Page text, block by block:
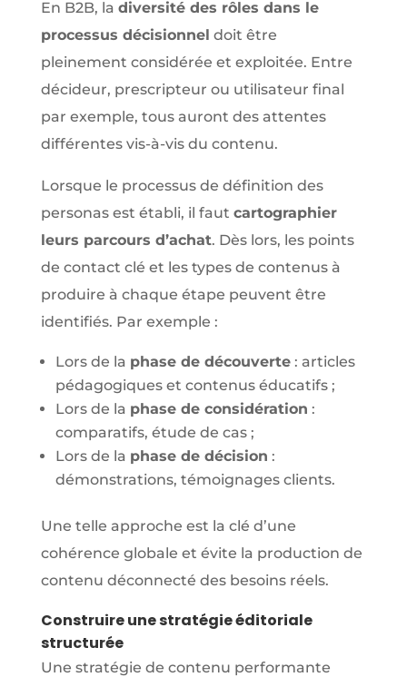
En B2B, la diversité des rôles dans le
processus décisionnel doit être
pleinement considérée et exploitée. Entre
décideur, prescripteur ou utilisateur final
par exemple, tous auront des attentes
différentes vis-à-vis du contenu.
Lorsque le processus de définition des
personas est établi, il faut cartographier
leurs parcours d’achat. Dès lors, les points
de contact clé et les types de contenus à
produire à chaque étape peuvent être
identifiés. Par exemple :
Lors de la phase de découverte: articles
pédagogiques et contenus éducatifs ;
Lors de la phase de considération :
comparatifs, étude de cas ;
Lors de la phase de décision :
démonstrations, témoignages clients.
Une telle approche est la clé d’une
cohérence globale et évite la production de
contenu déconnecté des besoins réels.
Construire une stratégie éditoriale
structurée
Une stratégie de contenu performante